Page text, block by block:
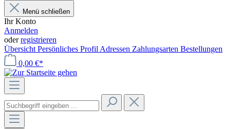
Menü schließen
Ihr Konto
Anmelden
oderregistrieren
Übersicht Persönliches Profil Adressen Zahlungsarten Bestellungen
0,00 €*